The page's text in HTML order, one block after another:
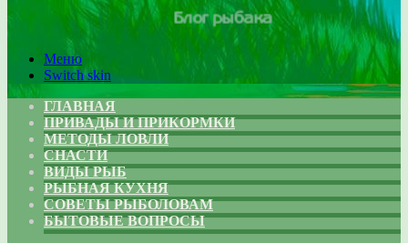
Меню
Switch skin
ГЛАВНАЯ
ПРИВАДЫ И ПРИКОРМКИ
МЕТОДЫ ЛОВЛИ
СНАСТИ
ВИДЫ РЫБ
РЫБНАЯ КУХНЯ
СОВЕТЫ РЫБОЛОВАМ
БЫТОВЫЕ ВОПРОСЫ